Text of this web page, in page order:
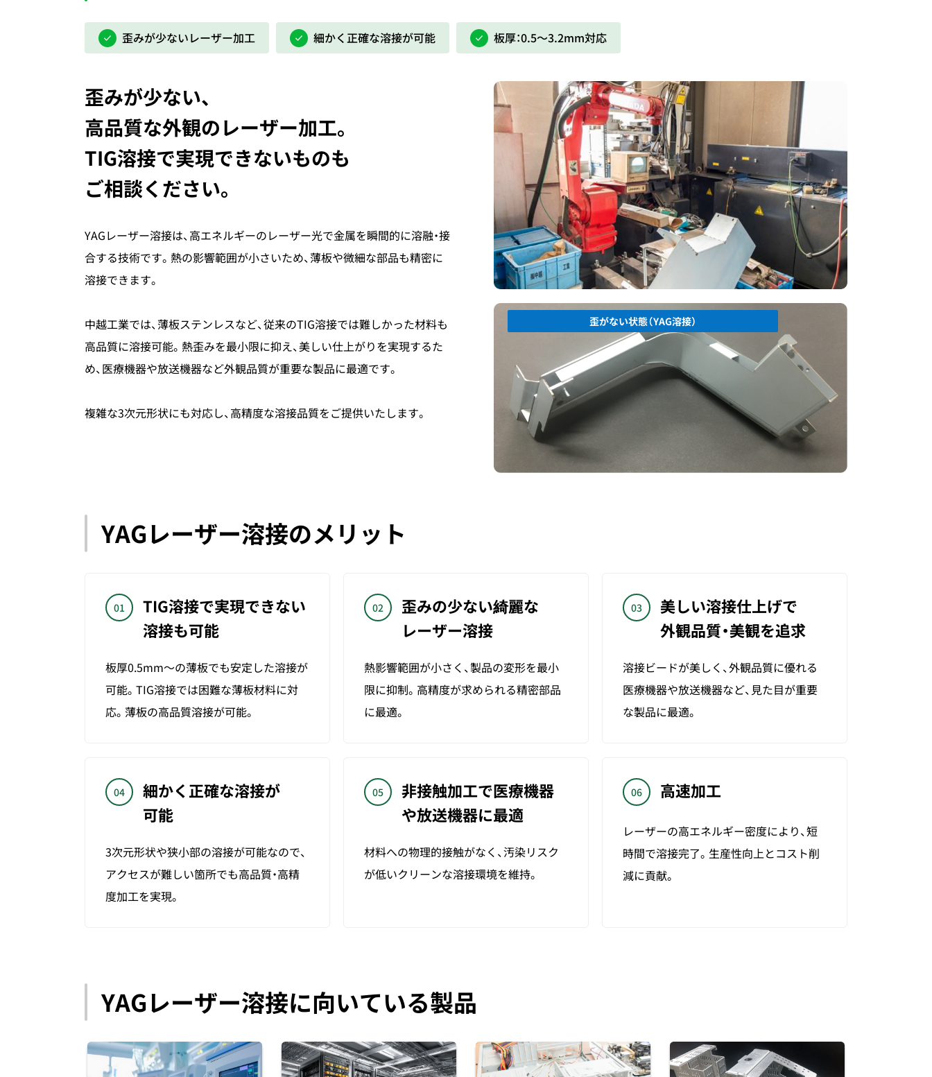
歪みが少ないレーザー加工 細かく正確な溶接が可能 板厚：0.5～3.2mm対応
歪みが少ない、
高品質な外観のレーザー加工。
TIG溶接で実現できないものも
ご相談ください。
YAGレーザー溶接は、高エネルギーのレーザー光で金属を瞬間的に溶融・接
合する技術です。熱の影響範囲が小さいため、薄板や微細な部品も精密に
溶接できます。
中越工業では、薄板ステンレスなど、従来のTIG溶接では難しかった材料も
高品質に溶接可能。熱歪みを最小限に抑え、美しい仕上がりを実現するた
め、医療機器や放送機器など外観品質が重要な製品に最適です。
複雑な3次元形状にも対応し、高精度な溶接品質をご提供いたします。
歪がない状態（YAG溶接）
YAGレーザー溶接のメリット
01
TIG溶接で実現できない
溶接も可能
板厚0.5mm～の薄板でも安定した溶接が
可能。TIG溶接では困難な薄板材料に対
応。薄板の高品質溶接が可能。
02
歪みの少ない綺麗な
レーザー溶接
熱影響範囲が小さく、製品の変形を最小
限に抑制。高精度が求められる精密部品
に最適。
03
美しい溶接仕上げで
外観品質・美観を追求
溶接ビードが美しく、外観品質に優れる
医療機器や放送機器など、見た目が重要
な製品に最適。
04
細かく正確な溶接が
可能
3次元形状や狭小部の溶接が可能なので、
アクセスが難しい箇所でも高品質・高精
度加工を実現。
05
非接触加工で医療機器
や放送機器に最適
材料への物理的接触がなく、汚染リスク
が低いクリーンな溶接環境を維持。
06 高速加工
レーザーの高エネルギー密度により、短
時間で溶接完了。生産性向上とコスト削
減に貢献。
YAGレーザー溶接に向いている製品